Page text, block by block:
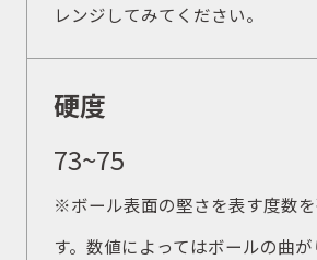
レンジしてみてください。
硬度
73~75
※ボール表面の堅さを表す度数
す。数値によってはボールの曲